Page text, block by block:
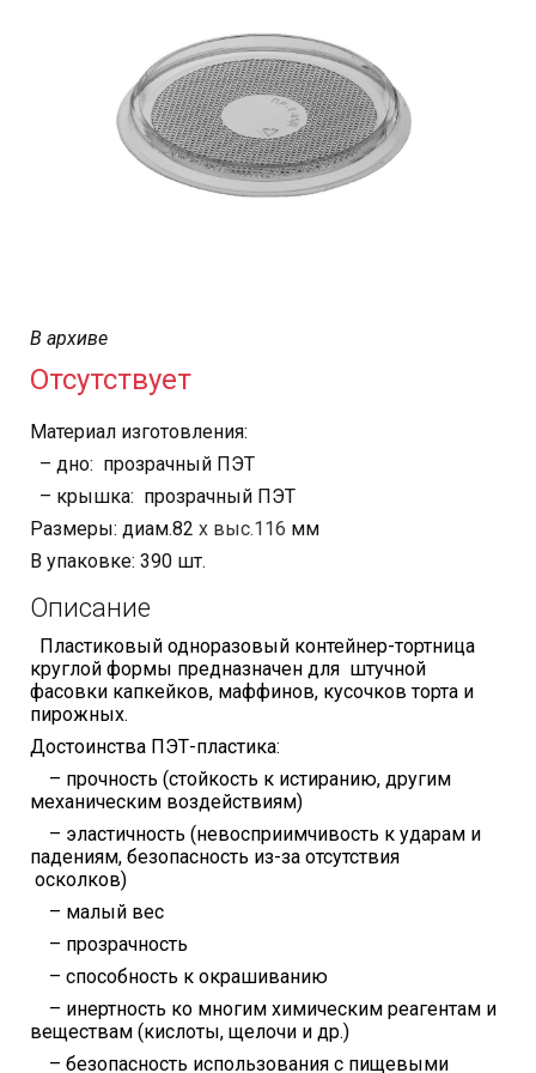
В архиве
Отсутствует
Материал изготовления:
– дно: прозрачный ПЭТ
– крышка: прозрачный ПЭТ
Размеры: диам.82 х выс.116 мм
В упаковке: 390 шт.
Описание
Пластиковый одноразовый контейнер-тортница
круглой формы предназначен для штучной
фасовки капкейков, маффинов, кусочков торта и
пирожных.
Достоинства ПЭТ-пластика:
– прочность (стойкость к истиранию, другим
механическим воздействиям)
– эластичность (невосприимчивость к ударам и
падениям, безопасность из-за отсутствия
осколков)
– малый вес
– прозрачность
– способность к окрашиванию
– инертность ко многим химическим реагентам и
веществам (кислоты, щелочи и др.)
– безопасность использования с пищевыми